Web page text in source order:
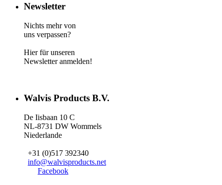
Newsletter
Nichts mehr von
uns verpassen?
Hier für unseren
Newsletter anmelden!
Walvis Products B.V.
De Iisbaan 10 C
NL-8731 DW Wommels
Niederlande
+31 (0)517 392340
info@walvisproducts.net
Facebook